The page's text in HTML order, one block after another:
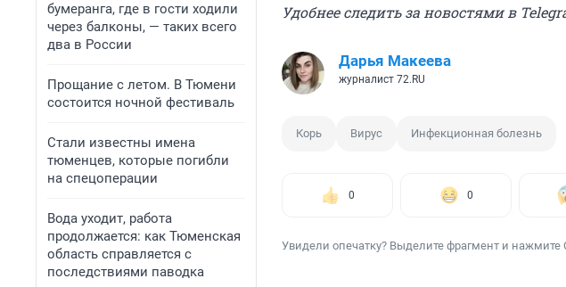
бумеранга, где в гости ходили
через балконы, — таких всего
два в России
Прощание с летом. В Тюмени
состоится ночной фестиваль
Стали известны имена
тюменцев, которые погибли
на спецоперации
Вода уходит, работа
продолжается: как Тюменская
область справляется с
последствиями паводка
Удобнее следить за новостями в
Дарья Макеева
журналист 72.RU
Корь Вирус Инфекционная болезнь
0 0
Увидели опечатку? Выделите фрагмент и нажмите